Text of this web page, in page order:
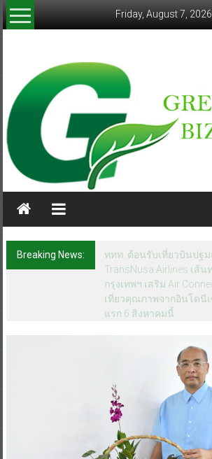
Skip
to
Friday, August 7, 2026
greenthaibiznews.com
Breaking News:
ททท. ต้อนรับเที่ยวบินปฐ
TransNusa Airlines เส้น
กรุงเทพฯ เสริม Air
เที่ยวคุณภาพจากอินโดนี
แรก 6 สิงหาคมนี้